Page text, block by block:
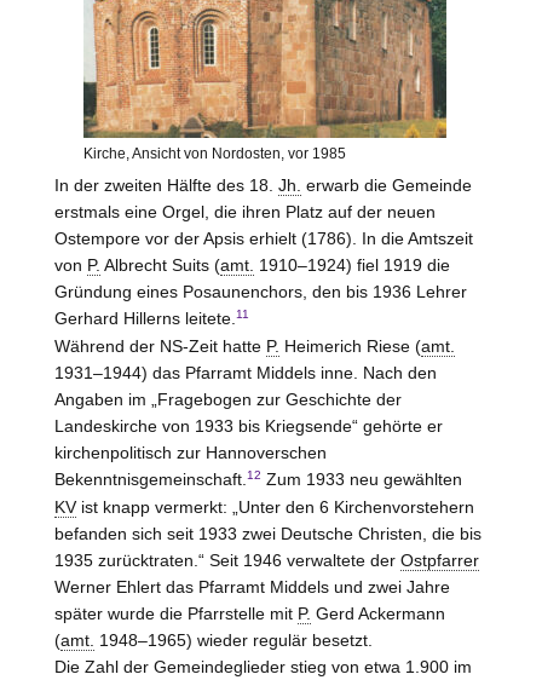
Kirche, Ansicht von Nordosten, vor 1985
In der zweiten Hälfte des 18. Jh. erwarb die Gemeinde
erstmals eine Orgel, die ihren Platz auf der neuen
Ostempore vor der Apsis erhielt (1786). In die Amtszeit
von P. Albrecht Suits (amt. 1910–1924) fiel 1919 die
Gründung eines Posaunenchors, den bis 1936 Lehrer
Gerhard Hillerns leitete.11
Während der NS-Zeit hatte P. Heimerich Riese (amt.
1931–1944) das Pfarramt Middels inne. Nach den
Angaben im „Fragebogen zur Geschichte der
Landeskirche von 1933 bis Kriegsende“ gehörte er
kirchenpolitisch zur Hannoverschen
Bekenntnisgemeinschaft.12 Zum 1933 neu gewählten
KVist knapp vermerkt: „Unter den 6 Kirchenvorstehern
befanden sich seit 1933 zwei Deutsche Christen, die bis
1935 zurücktraten.“ Seit 1946 verwaltete der Ostpfarrer
Werner Ehlert das Pfarramt Middels und zwei Jahre
später wurde die Pfarrstelle mit P. Gerd Ackermann
(amt. 1948–1965) wieder regulär besetzt.
Die Zahl der Gemeindeglieder stieg von etwa 1.900 im